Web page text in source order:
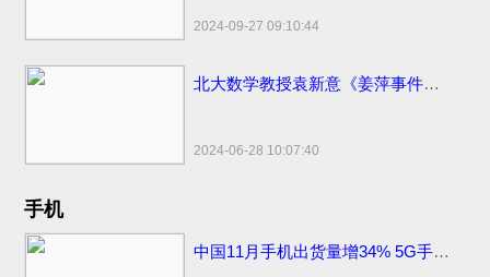
2024-09-27 09:10:44
北大数学教授袁新意《姜萍事件的疑点分析》点评姜萍板书 阿里巴巴竞赛受质疑
2024-06-28 10:07:40
手机
中国11月手机出货量增34% 5G手机出货量2709.2万部